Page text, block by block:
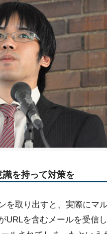
を持って対策を
を取り出すと、実際にマ
URLを含むメールを受信